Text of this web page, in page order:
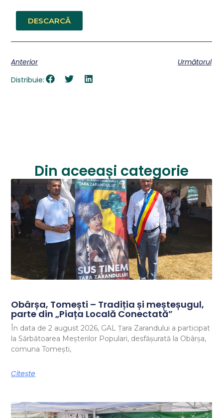
DESCARCĂ
Anterior
Următorul
Distribuie:
Din aceeași categorie
Obârșa, Tomești – Tradiția și meșteșugul,
parte din „Piața Locală Conectată”
În data de 2 august 2026, GAL Țara Zarandului a participat
la Sărbătoarea Meșterilor Populari, desfășurată la Obârșa,
comuna Tomești,
Citește